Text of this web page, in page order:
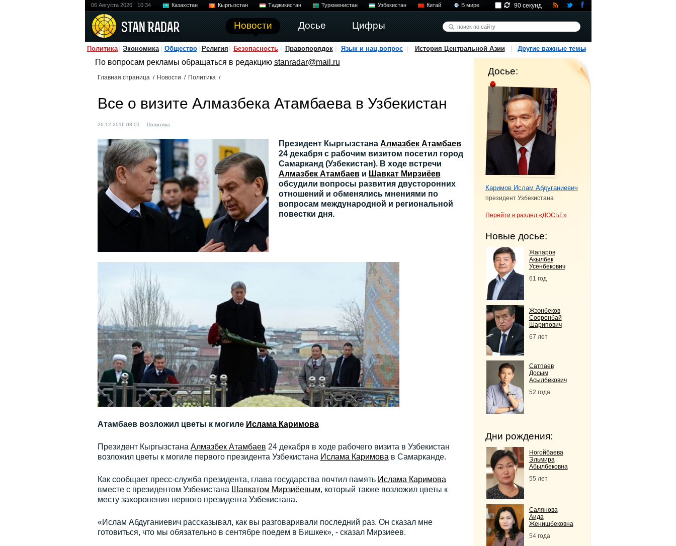
06 Августа 2026 10:34 Казахстан Кыргызстан Таджикистан Туркменистан Узбекистан Китай В мире
Новости Досье Цифры
90 секунд
Политика Экономика Общество Религия Безопасность Правопорядок Язык и нац.вопрос История Центральной Азии Другие важные темы
По вопросам рекламы обращаться в редакцию stanradar@mail.ru
Главная страница / Новости / Политика /
Вcе о визите Алмазбека Атамбаева в Узбекистан
26.12.2016 08:01 Политика
Президент Кыргызстана Алмазбек Атамбаев
24 декабря с рабочим визитом посетил город
Самарканд (Узбекистан). В ходе встречи
Алмазбек Атамбаеви Шавкат Мирзиёев
обсудили вопросы развития двусторонних
отношений и обменялись мнениями по
вопросам международной и региональной
повестки дня.
Атамбаев возложил цветы к могиле Ислама Каримова
Президент Кыргызcтана Алмазбек Атамбаев 24 декабря в ходе рабочего визита в Узбекистан
возложил цветы к могиле первого президента Узбекистана Ислама Каримова в Самарканде.
Как сообщает пресс-служба президента, глава государства почтил память Ислама Каримова
вместе с президентом Узбекистана Шавкатом Мирзиёевым, который также возложил цветы к
месту захоронения первого президента Узбекистана.
«Ислам Абдуганиевич рассказывал, как вы разговаривали последний раз. Он сказал мне
готовиться, что мы обязательно в сентябре поедем в Бишкек», - сказал Мирзиеев.
Досье:
Каримов Ислам Абдуганиевич
президент Узбекистана
Перейти в раздел «ДОСЬЕ»
Новые досье:
Жапаров
Акылбек
Усенбекович
61 год
Жээнбеков
Сооронбай
Шарипович
67 лет
Сатпаев
Досым
Асылбекович
52 года
Дни рождения:
Ногойбаева
Эльмира
Абылбековна
55 лет
Салянова
Аида
Женишбековна
54 года